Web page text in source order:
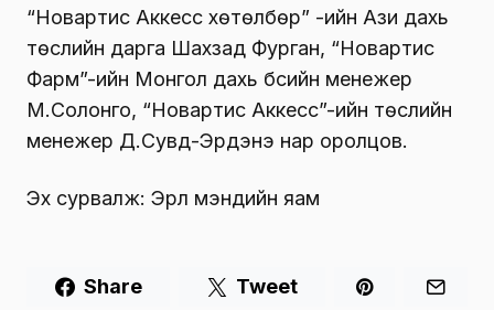
“Новартис Аккесс хөтөлбөр” -ийн Ази дахь
төслийн дарга Шахзад Фурган, “Новартис
Фарм”-ийн Монгол дахь бүсийн менежер
М.Солонго, “Новартис Аккесс”-ийн төслийн
менежер Д.Сувд-Эрдэнэ нар оролцов.
Эх сурвалж: Эрүүл мэндийн яам
Share Tweet